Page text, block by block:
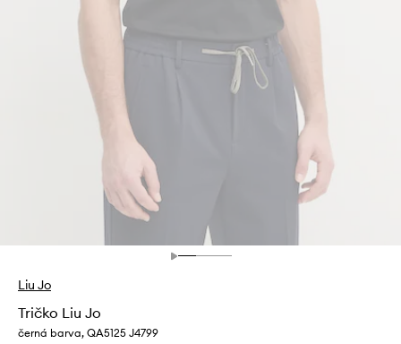
Liu Jo
Tričko Liu Jo
černá barva, QA5125 J4799